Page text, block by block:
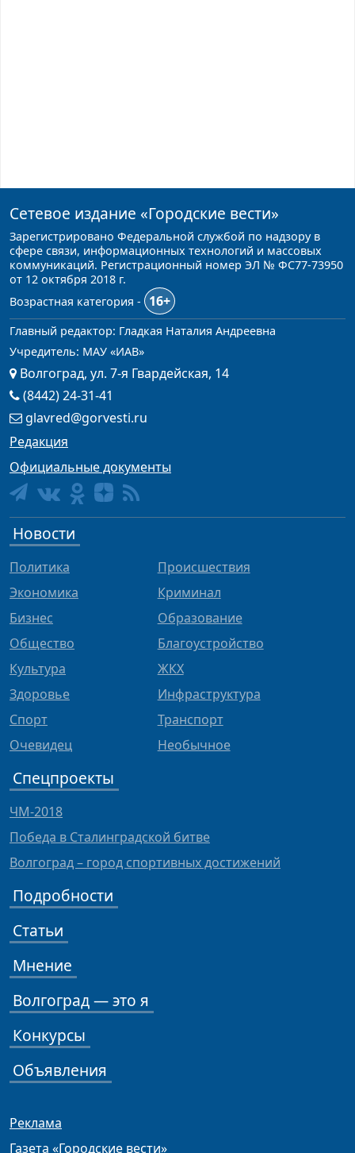
Сетевое издание «Городские вести»
Зарегистрировано Федеральной службой по надзору в
сфере связи, информационных технологий и массовых
коммуникаций. Регистрационный номер ЭЛ № ФС77-73950
от 12 октября 2018 г.
Возрастная категория -
16+
Главный редактор: Гладкая Наталия Андреевна
Учредитель: МАУ «ИАВ»
Волгоград, ул. 7-я Гвардейская, 14
(8442) 24-31-41
glavred@gorvesti.ru
Редакция
Официальные документы
Новости
Политика
Экономика
Бизнес
Общество
Культура
Здоровье
Спорт
Очевидец
Происшествия
Криминал
Образование
Благоустройство
ЖКХ
Инфраструктура
Транспорт
Необычное
Спецпроекты
ЧМ-2018
Победа в Сталинградской битве
Волгоград – город спортивных достижений
Подробности
Статьи
Мнение
Волгоград — это я
Конкурсы
Объявления
Реклама
Газета «Городские вести»